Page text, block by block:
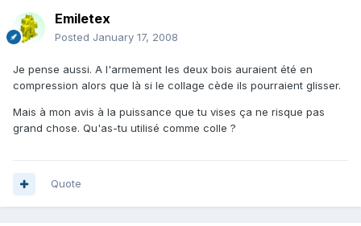
Emiletex
Posted January 17, 2008
Je pense aussi. A l'armement les deux bois auraient été en
compression alors que là si le collage cède ils pourraient glisser.
Mais à mon avis à la puissance que tu vises ça ne risque pas
grand chose. Qu'as-tu utilisé comme colle ?
Quote